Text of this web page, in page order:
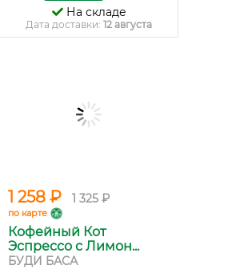
На складе
Дата доставки: 12 августа
1 258 ₽ 1 325 ₽
по карте
Кофейный Кот
Эспрессо с Лимон...
БУДИ БАСА